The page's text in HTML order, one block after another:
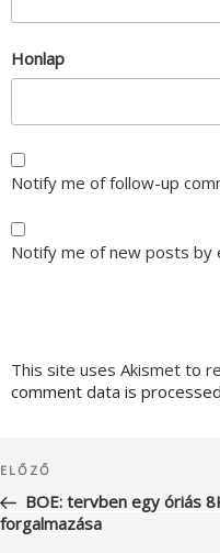
Honlap
Notify me of follow-up
Notify me of new posts by
This site uses Akismet to
comment data is
navigáció
Korábbi
bejegyzés
ELŐZŐ
BOE: tervben egy óriás
forgalmazása